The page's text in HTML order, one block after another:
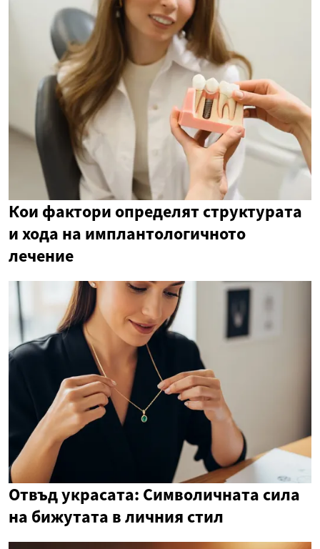
Кои фактори определят структурата
и хода на имплантологичното
лечение
Отвъд украсата: Символичната сила
на бижутата в личния стил